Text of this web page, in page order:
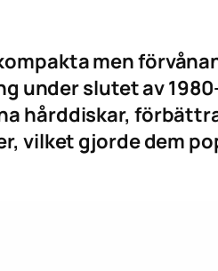
men
under slutet av
hårddiskar,
vilket gjorde dem